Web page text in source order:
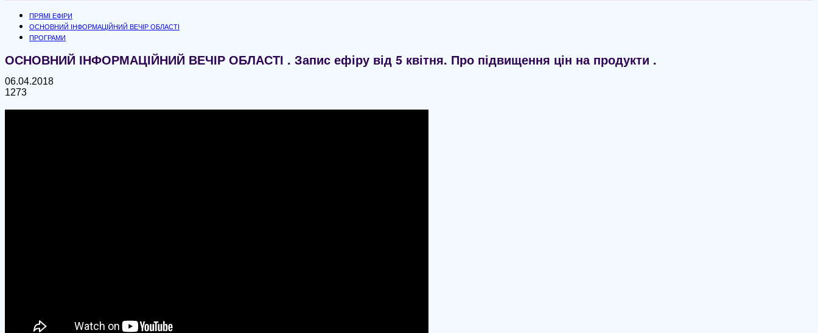
ПРЯМІ ЕФІРИ
ОСНОВНИЙ ІНФОРМАЦІЙНИЙ ВЕЧІР ОБЛАСТІ
ПРОГРАМИ
ОСНОВНИЙ ІНФОРМАЦІЙНИЙ ВЕЧІР ОБЛАСТІ . Запис ефіру від 5 квітня. Про підвищення цін на продукти .
06.04.2018
1273